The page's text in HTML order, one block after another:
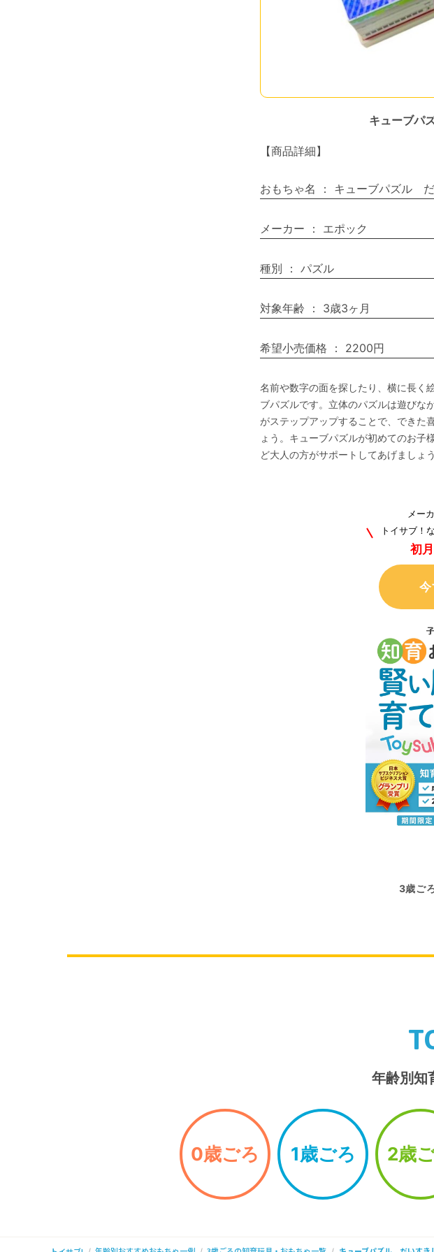
キューブパ
【商品詳細】
おもちゃ名 ： キューブパズル
メーカー ： エポック
種別 ： パズル
対象年齢 ： 3歳3ヶ月
希望小売価格 ： 2200円
名前や数字の面を探したり、横に長く
ブパズルです。立体のパズルは遊びな
がステップアップすることで、できた
ょう。キューブパズルが初めてのお子
ど大人の方がサポートしてあげましょう
メー
トイサブ！
初
3歳ご
年齢別知
0歳ごろ 1歳ごろ 2歳